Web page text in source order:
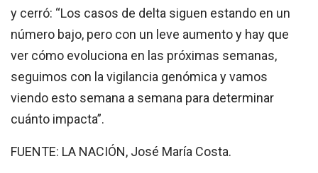
y cerró: “Los casos de delta siguen estando en un
número bajo, pero con un leve aumento y hay que
ver cómo evoluciona en las próximas semanas,
seguimos con la vigilancia genómica y vamos
viendo esto semana a semana para determinar
cuánto impacta”.
FUENTE: LA NACIÓN, José María Costa.